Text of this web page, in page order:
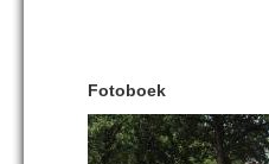
Fotoboek